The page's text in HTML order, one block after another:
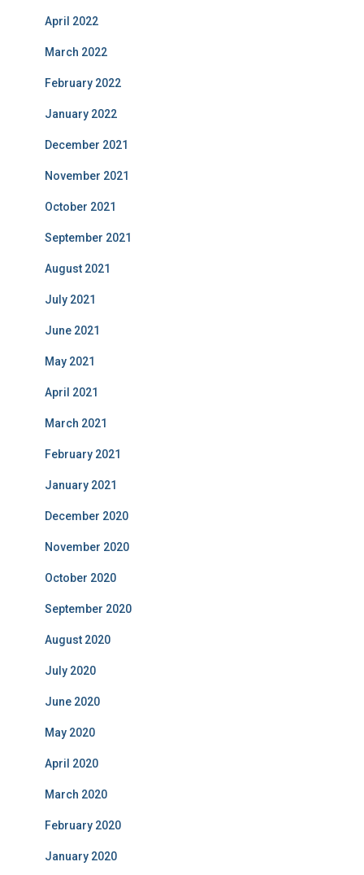
April 2022
March 2022
February 2022
January 2022
December 2021
November 2021
October 2021
September 2021
August 2021
July 2021
June 2021
May 2021
April 2021
March 2021
February 2021
January 2021
December 2020
November 2020
October 2020
September 2020
August 2020
July 2020
June 2020
May 2020
April 2020
March 2020
February 2020
January 2020